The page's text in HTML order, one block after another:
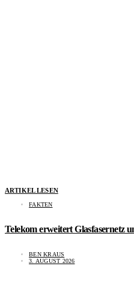
ARTIKEL LESEN
FAKTEN
Telekom erweitert Glasfasernetz
BEN KRAUS
3. AUGUST 2026